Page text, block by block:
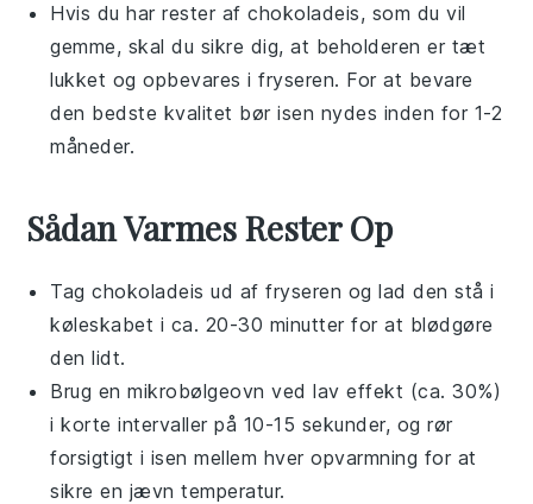
Hvis du har rester afchokoladeis, som du vil
gemme, skal du sikre dig, at beholderen er tæt
lukket og opbevares i fryseren. For at bevare
den bedste kvalitet bør isen nydes inden for 1-2
måneder.
Sådan Varmes Rester Op
Tagchokoladeis ud af fryseren og lad den stå i
køleskabet i ca. 20-30 minutter for at blødgøre
den lidt.
Brug en mikrobølgeovn ved lav effekt (ca. 30%)
i korte intervaller på 10-15 sekunder, og rør
forsigtigt i isen mellem hver opvarmning for at
sikre en jævn temperatur.